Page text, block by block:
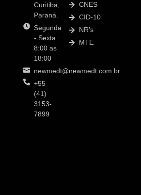
Curitiba,
Paraná.
Segunda
- Sexta :
8:00 as
18:00
newmedt@newmedt.com.br
+55
(41)
3153-
7899
CNES
CID-10
NR’s
MTE